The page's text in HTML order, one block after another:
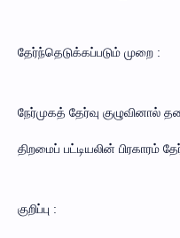
தேர்ந்தெடுக்கப்படும் முறை :
நேர்முகத் தேர்வு குழுவினால்
திறமைப் பட்டியலின் பிரகாரம்
குறிப்பு :